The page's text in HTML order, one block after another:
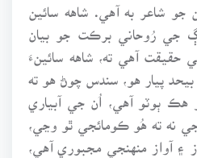
شاعر به آهي. شاهه سائين
جي رُوحاني برڪت جو بيان
آهي ته، شاهه سائينءَ
پيار هو، سندس چوڻ هو ته
هڪ ٻوٽو آهي، اُن جي آبياري
نه ته هُو ڪومائجي ٿو وڃي،
۽ آواز منهنجي مجبوري آهي،